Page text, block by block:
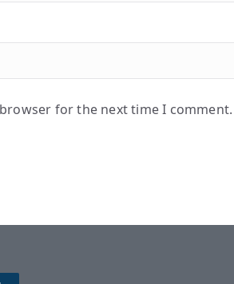
for the next time I comment.